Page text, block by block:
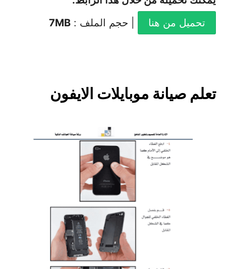
تحميل من هنا
| حجم الملف : 7MB
تعلم صيانة موبايلات الايفون